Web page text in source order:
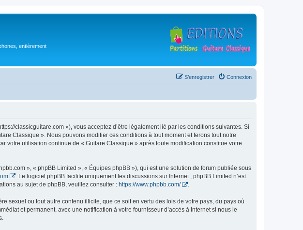
entièrement
Connexion
S’enregistrer
classicguitare.com »), vous acceptez d’être légalement lié par les conditions suivantes. Si
Classique ». Nous pouvons modifier ces conditions à tout moment et ferons tout notre
votre utilisation continue de « Guitare Classique » après toute modification constitue votre
», « phpBB Limited », « Équipes phpBB »), qui est une solution de forum publiée sous
. Le logiciel phpBB facilite uniquement les discussions sur Internet ; phpBB Limited n’est
au sujet de phpBB, veuillez consulter : https://www.phpbb.com/ .
sexuel ou tout autre contenu illicite, que ce soit en vertu des lois de votre pays, du pays où
et permanent, avec une notification à votre fournisseur d’accès à Internet si nous le